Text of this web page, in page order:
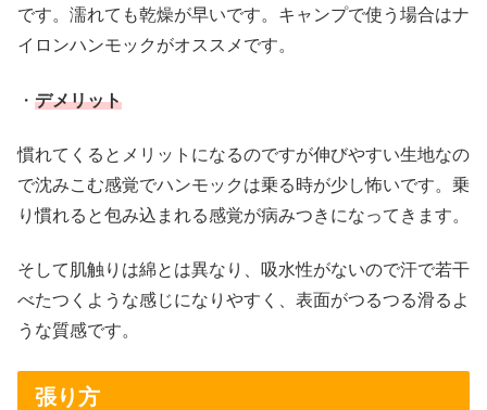
です。濡れても乾燥が早いです。キャンプで使う場合はナ
イロンハンモックがオススメです。
・ デメリット
慣れてくるとメリットになるのですが伸びやすい生地なの
で沈みこむ感覚でハンモックは乗る時が少し怖いです。乗
り慣れると包み込まれる感覚が病みつきになってきます。
そして肌触りは綿とは異なり、吸水性がないので汗で若干
べたつくような感じになりやすく、表面がつるつる滑るよ
うな質感です。
張り方